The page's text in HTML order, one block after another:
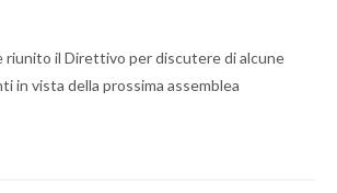
riunito il Direttivo per discutere di alcune
in vista della prossima assemblea